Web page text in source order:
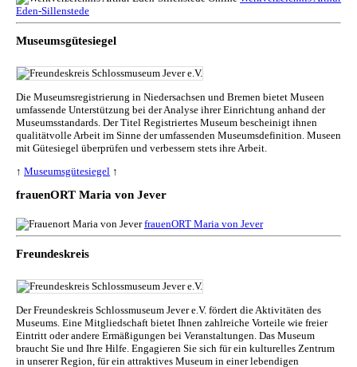
Eden-Sillenstede
Museumsgütesiegel
Die Museumsregistrierung in Niedersachsen und Bremen bietet Museen
umfassende Unterstützung bei der Analyse ihrer Einrichtung anhand der
Museumsstandards. Der Titel Registriertes Museum bescheinigt ihnen
qualitätvolle Arbeit im Sinne der umfassenden Museumsdefinition. Museen
mit Gütesiegel überprüfen und verbessern stets ihre Arbeit.
↑ Museumsgütesiegel ↑
frauenORT Maria von Jever
frauenORT Maria von Jever
Freundeskreis
Der Freundeskreis Schlossmuseum Jever e.V. fördert die Aktivitäten des
Museums. Eine Mitgliedschaft bietet Ihnen zahlreiche Vorteile wie freier
Eintritt oder andere Ermäßigungen bei Veranstaltungen. Das Museum
braucht Sie und Ihre Hilfe. Engagieren Sie sich für ein kulturelles Zentrum
in unserer Region, für ein attraktives Museum in einer lebendigen